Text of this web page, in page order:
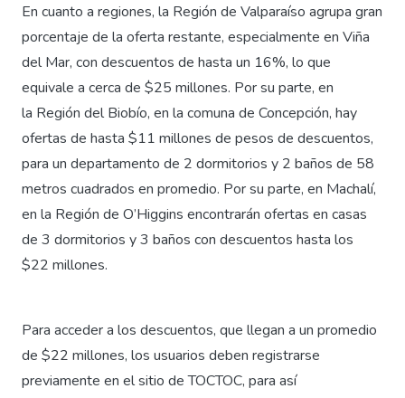
En cuanto a regiones, la Región de Valparaíso agrupa gran
porcentaje de la oferta restante, especialmente en Viña
del Mar, con descuentos de hasta un 16%, lo que
equivale a cerca de $25 millones. Por su parte, en
la Región del Biobío, en la comuna de Concepción, hay
ofertas de hasta $11 millones de pesos de descuentos,
para un departamento de 2 dormitorios y 2 baños de 58
metros cuadrados en promedio. Por su parte, en Machalí,
en la Región de O’Higgins encontrarán ofertas en casas
de 3 dormitorios y 3 baños con descuentos hasta los
$22 millones.
Para acceder a los descuentos, que llegan a un promedio
de $22 millones, los usuarios deben registrarse
previamente en el sitio de TOCTOC, para así